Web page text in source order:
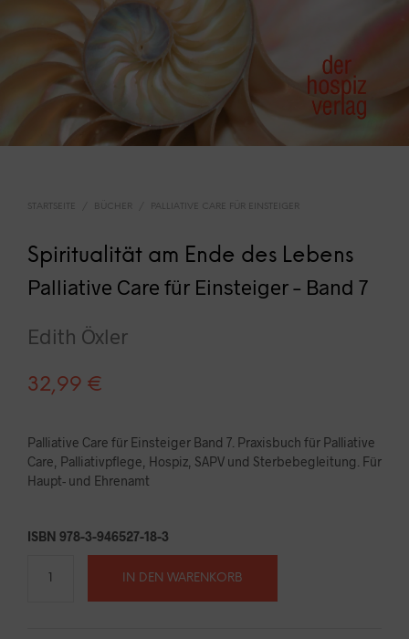
STARTSEITE BÜCHER PALLIATIVE CARE FÜR EINSTEIGER
Spiritualität am Ende des Lebens
Palliative Care für Einsteiger – Band 7
Edith Öxler
32,99 €
Palliative Care für Einsteiger Band 7. Praxisbuch für Palliative
Care, Palliativpflege, Hospiz, SAPV und Sterbebegleitung. Für
Haupt- und Ehrenamt
ISBN 978-3-946527-18-3
IN DEN WARENKORB